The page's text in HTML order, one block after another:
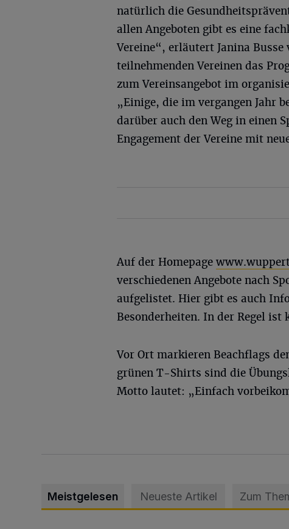
natürlich die
allen Angeboten gibt es eine
Vereine“, erläutert Janina
teilnehmenden Vereinen das
zum Vereinsangebot im
„Einige, die im vergangen Jahr
darüber auch den Weg in einen
Engagement der Vereine mit
Auf der Homepage
verschiedenen Angebote nach
aufgelistet. Hier gibt es auch
Besonderheiten. In der Regel
Vor Ort markieren Beachflags
grünen T-Shirts sind die
Motto lautet: „Einfach
Meistgelesen Neueste Artikel Zum